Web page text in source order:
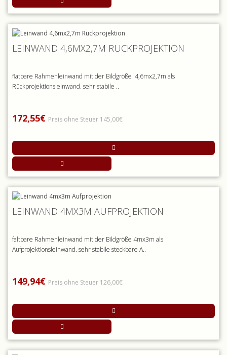
LEINWAND 4,6MX2,7M RÜCKPROJEKTION
flatbare Rahmenleinwand mit der Bildgröße 4,6mx2,7m als
Rückprojektionsleinwand. sehr stabile ..
172,55€ Preis ohne Steuer 145,00€
LEINWAND 4MX3M AUFPROJEKTION
faltbare Rahmenleinwand mit der Bildgröße 4mx3m als
Aufprojektionsleinwand. sehr stabile steckbare A..
149,94€ Preis ohne Steuer 126,00€